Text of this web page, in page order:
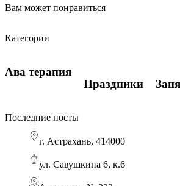
Вам может понравиться
Виды подсказок в обучении
Ава терапия
Количество часов
Ава терапия
Навыки визуального
Занятия
Категории
Ава терапия
Праздники
Последние посты
Ребенок боится горшка: пошаговый АВА-тренинг для родителей
Ава терапия
г. Астрахань, 414000
ул. Савушкина 6, к.6